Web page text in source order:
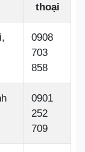
thoại
0908
703
858
0901
252
709